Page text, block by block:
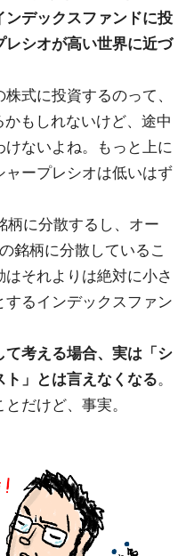
ンデックスファンドに投
シオが高い世界に近づ
式に投資するのって、
もしれないけど、途中
ないよね。もっと上に
ープレシオは低いはず
柄に分散するし、オー
銘柄に分散しているこ
それよりは絶対に小さ
るインデックスファン
て考える場合、実は「シ
ト」とは言えなくなる。
だけど、事実。